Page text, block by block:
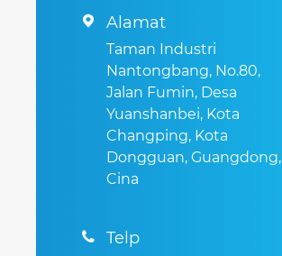
 Alamat
Taman Industri
Nantongbang, No.80,
Jalan Fumin, Desa
Yuanshanbei, Kota
Changping, Kota
Dongguan, Guangdong,
Cina
 Telp